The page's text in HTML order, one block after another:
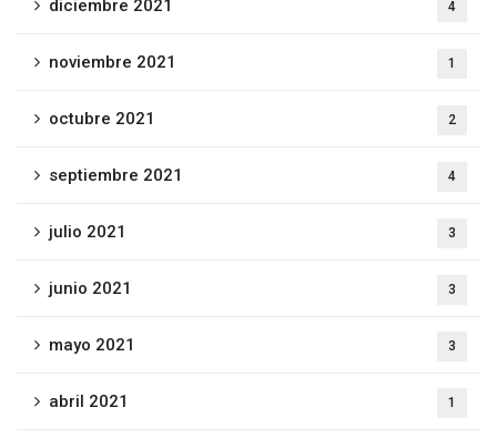
diciembre 2021 4
noviembre 2021 1
octubre 2021 2
septiembre 2021 4
julio 2021 3
junio 2021 3
mayo 2021 3
abril 2021 1